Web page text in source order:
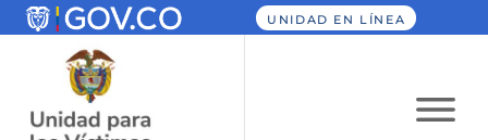
UNIDAD EN LÍNEA